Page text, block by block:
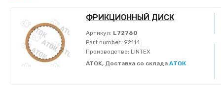
ФРИКЦИОННЫЙ ДИСК
Артикул: L72760
Part number: 92114
Производство: LINTEX
ATOK, Доставка со склада АТОК